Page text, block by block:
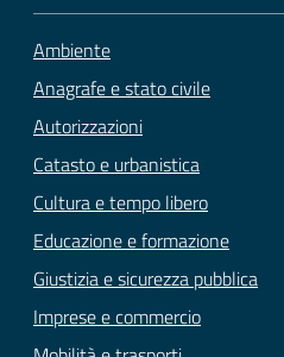
Ambiente
Anagrafe e stato civile
Autorizzazioni
Catasto e urbanistica
Cultura e tempo libero
Educazione e formazione
Giustizia e sicurezza pubblica
Imprese e commercio